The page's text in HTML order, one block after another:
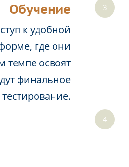
Обучение
к удобной
где они
темпе освоят
финальное
тестирование.